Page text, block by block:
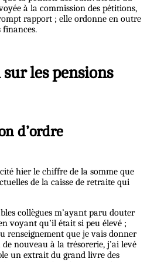
à la commission des pétitions,
rapport ; elle ordonne en outre
finances.
les pensions
d’ordre
hier le chiffre de la somme que
de la caisse de retraite qui
collègues m’ayant paru douter
voyant qu’il était si peu élevé ;
renseignement que je vais donner
nouveau à la trésorerie, j’ai levé
un extrait du grand livre des